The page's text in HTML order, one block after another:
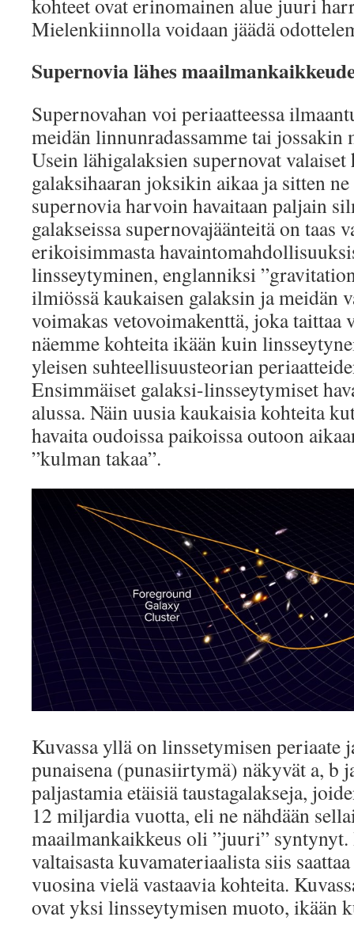
kohteet ovat erinomainen alue juuri
Mielenkiinnolla voidaan jäädä
Supernovia lähes
Supernovahan voi periaatteessa
meidän linnunradassamme tai jossakin
Usein lähigalaksien supernovat
galaksihaaran joksikin aikaa ja sitten
supernovia harvoin havaitaan paljain
galakseissa supernovajäänteitä on taas
erikoisimmasta
linsseytyminen, englanniksi
ilmiössä kaukaisen galaksin ja meidän
voimakas vetovoimakenttä, joka taittaa
näemme kohteita ikään kuin
yleisen suhteellisuusteorian
Ensimmäiset galaksi-linsseytymiset
alussa. Näin uusia kaukaisia kohteita
havaita oudoissa paikoissa outoon
”kulman takaa”.
Kuvassa yllä on linssetymisen periaate
punaisena (punasiirtymä) näkyvät a, b
paljastamia etäisiä taustagalakseja,
12 miljardia vuotta, eli ne nähdään
maailmankaikkeus oli ”juuri”
valtaisasta kuvamateriaalista siis
vuosina vielä vastaavia kohteita.
ovat yksi linsseytymisen muoto, ikään